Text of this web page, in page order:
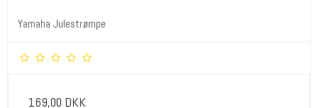
Yamaha Julestrømpe
169,00 DKK